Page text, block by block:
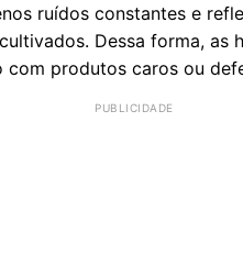
ruídos constantes e
Dessa forma,
com produtos caros ou